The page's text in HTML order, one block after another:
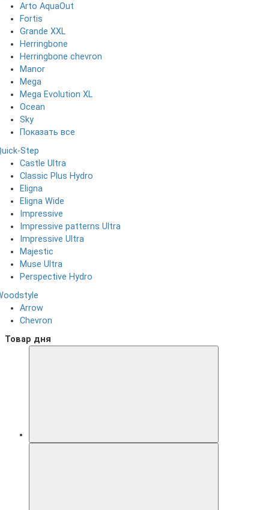
Arto AquaOut
Fortis
Grande XXL
Herringbone
Herringbone chevron
Manor
Mega
Mega Evolution XL
Ocean
Sky
Показать все
Step
Castle Ultra
Classic Plus Hydro
Eligna
Eligna Wide
Impressive
Impressive patterns Ultra
Impressive Ultra
Majestic
Muse Ultra
Perspective Hydro
Arrow
Chevron
Товар дня